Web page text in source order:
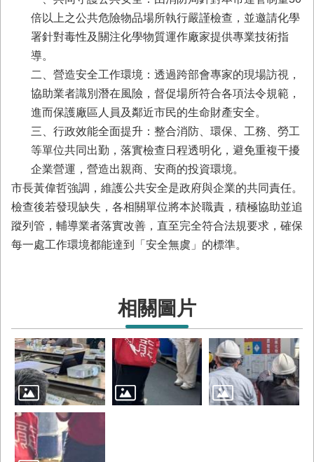
信
網
站
導
市
政
府
網
站
English
回
首
倍以上之公共危險物品場所執行嚴謹檢查，並邀請化學
署針對毒性及關注化學物質運作廠家提供專業技術指
導。
二、營造安全工作環境：透過跨部會專家的現場訪視，
協助業者識別潛在風險，督促場所符合各項法令規範，
進而保護廠區人員及鄰近市民的生命財產安全。
三、行政效能全面提升：整合消防、環保、工務、勞工
等單位共同出勤，落實檢查日程透明化，避免重複干擾
企業營運，營造出親商、安商的投資環境。
市長黃偉哲強調，維護公共安全是政府與企業的共同責任。
檢查後若發現缺失，各相關單位將本於職責，積極協助並追
蹤列管，輔導業者落實改善，直至完全符合法規要求，確保
每一處工作環境都能達到「安全無虞」的標準。
相關圖片